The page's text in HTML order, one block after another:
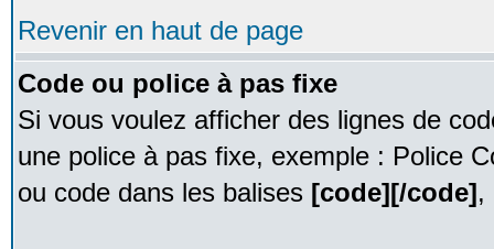
Revenir en haut de page
Code ou police à pas fixe
Si vous voulez afficher des lignes de
une police à pas fixe, exemple : Police
ou code dans les balises [code][/code],